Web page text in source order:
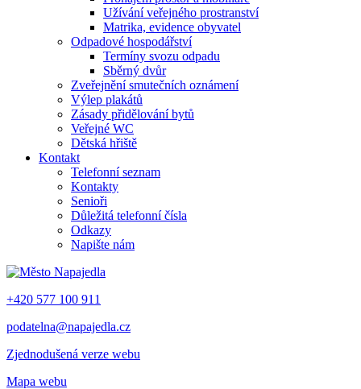
Užívání veřejného prostranství
Matrika, evidence obyvatel
Odpadové hospodářství
Termíny svozu odpadu
Sběrný dvůr
Zveřejnění smutečních oznámení
Výlep plakátů
Zásady přidělování bytů
Veřejné WC
Dětská hřiště
Kontakt
Telefonní seznam
Kontakty
Senioři
Důležitá telefonní čísla
Odkazy
Napište nám
+420 577 100 911
podatelna@napajedla.cz
Zjednodušená verze webu
Mapa webu